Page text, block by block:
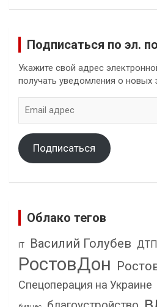
Подписаться по эл.
Укажите свой адрес
получать уведомления о новых
адрес
Подписаться
Облако тегов
IT Василий Голубев ДТП
РостовДон
Спецоперация на Украине